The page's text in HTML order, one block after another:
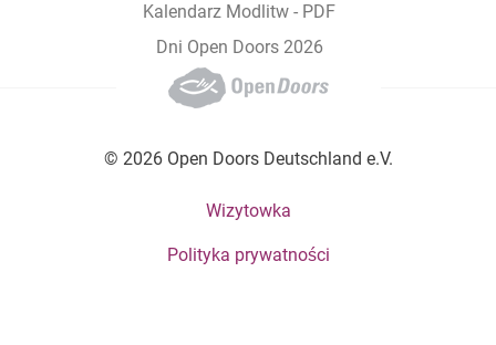
Kalendarz Modlitw - PDF
Dni Open Doors 2026
© 2026 Open Doors Deutschland e.V.
Footer bottom menuWizytowka
Polityka prywatności